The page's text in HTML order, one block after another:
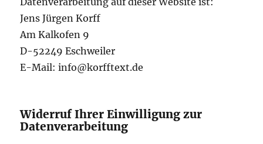
Jens Jürgen Korff
Am Kalkofen 9
D-52249 Eschweiler
E-Mail: info@korfftext.de
Widerruf Ihrer Einwilligung zur
Datenverarbeitung